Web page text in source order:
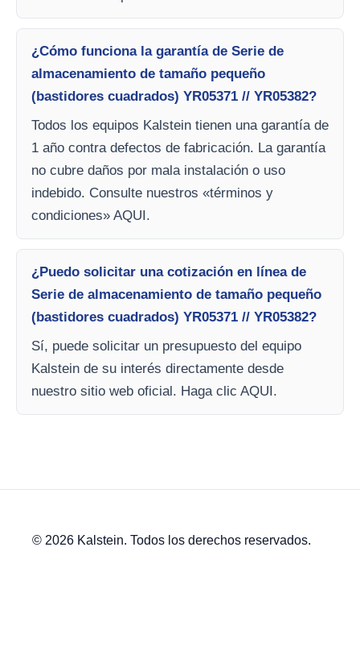
¿Cómo funciona la garantía de Serie de
almacenamiento de tamaño pequeño
(bastidores cuadrados) YR05371 // YR05382?
Todos los equipos Kalstein tienen una garantía de
1 año contra defectos de fabricación. La garantía
no cubre daños por mala instalación o uso
indebido. Consulte nuestros «términos y
condiciones» AQUI.
¿Puedo solicitar una cotización en línea de
Serie de almacenamiento de tamaño pequeño
(bastidores cuadrados) YR05371 // YR05382?
Sí, puede solicitar un presupuesto del equipo
Kalstein de su interés directamente desde
nuestro sitio web oficial. Haga clic AQUI.
© 2026 Kalstein. Todos los derechos reservados.